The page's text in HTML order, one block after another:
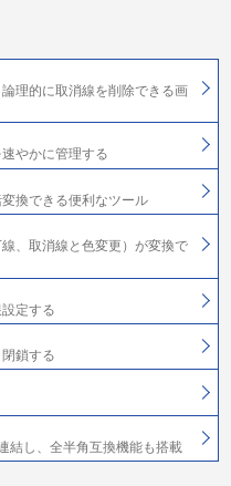
理的に取消線を削除できる画
やかに管理する
換できる便利なツール
、取消線と色変更）が変換で
定する
鎖する
結し、全半角互換機能も搭載